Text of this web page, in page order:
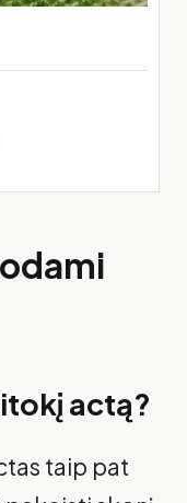
actą?
taip pat